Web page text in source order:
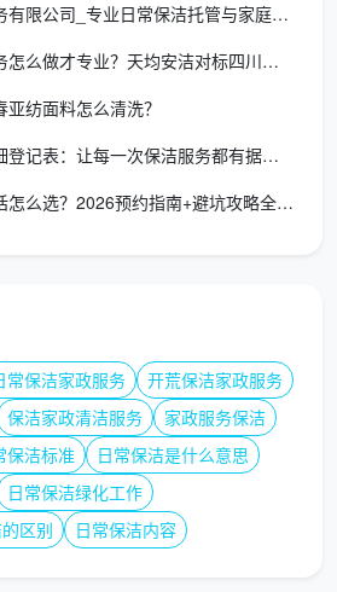
评级机制而设定的，保证每一次打
的“品质流水线”中-。目前成都的
，并要求每单上墙打卡，进一步杜
水的可能。
这里结合相关行业隐形消费案例，
用的防范法则：
绝低价诱饵：在各类预购中，警惕
元深度全拆洗”类引流广告。正
价体系，若无缘由地现时压价，
后的层层强制加项，后期扯皮风
成都日常保洁家政服务有限公司_专业日常保洁托管与家庭企业保洁
日常家政保洁上门服务怎么做才专业？天均安洁对标四川规范深度拆
纺面料怎么清洗？
家庭日常保洁卫生明细登记表：让每一次保洁服务都有据可依
成都上门家政保洁电话怎么选？2026预约指南+避坑攻略全在这
常保洁家政服务
开荒保洁家政服务
保洁家政清洁服务
家政服务保洁
保洁标准
日常保洁是什么意思
日常保洁绿化工作
区别
日常保洁内容